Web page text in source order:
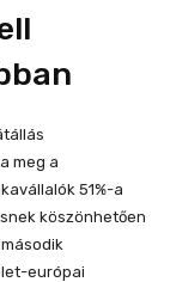
meg a
51%-a
köszönhetően
európai